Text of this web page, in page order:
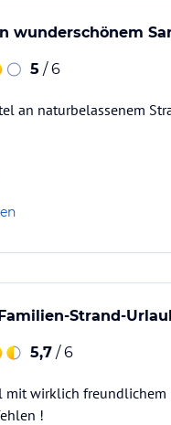
wunderschönem
5 / 6
an naturbelassenem
Strand-
5,7 / 6
mit wirklich freundlichem
!